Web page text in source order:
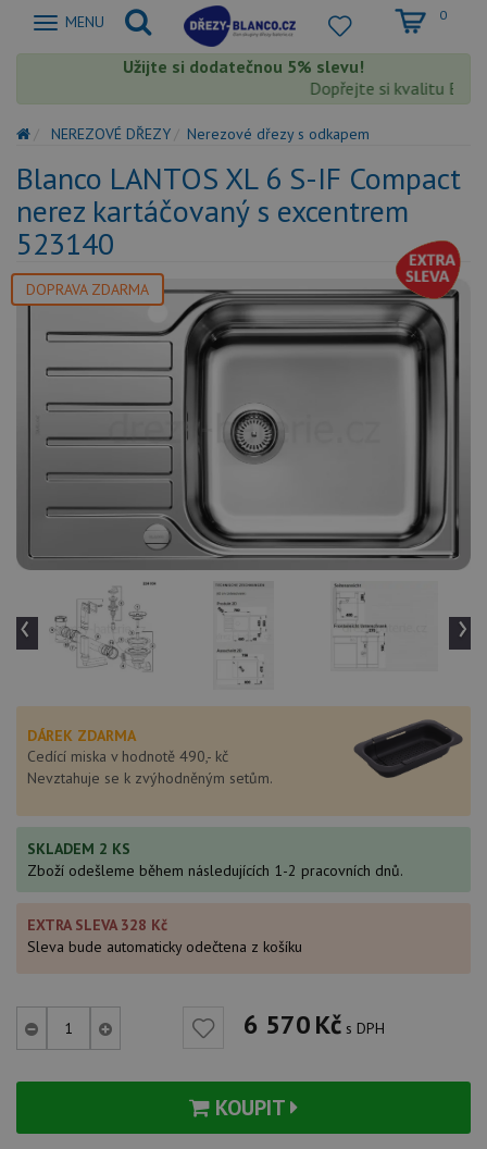
Zobrazit
MENU 0
Užijte si dodatečnou 5% slevu!
Dopřejte si kvalitu
NEREZOVÉ DŘEZY Nerezové dřezy s odkapem
Blanco LANTOS XL 6 S-IF Compact
nerez kartáčovaný s excentrem
523140
DOPRAVA ZDARMA
‹ ›
DÁREK ZDARMA
Cedící miska v hodnotě 490,- kč
Nevztahuje se k zvýhodněným setům.
SKLADEM 2 KS
Zboží odešleme během následujících 1-2 pracovních dnů.
EXTRA SLEVA 328 Kč
Sleva bude automaticky odečtena z košíku
6 570Kč s DPH
KOUPIT